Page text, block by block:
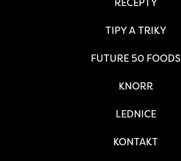
RECEPTY
TIPY A TRIKY
FUTURE 50 FOODS
KNORR
LEDNICE
KONTAKT